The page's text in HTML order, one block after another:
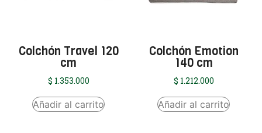
Colchón Travel 120
cm
$ 1.353.000
Añadir al carrito
Colchón Emotion
140 cm
$ 1.212.000
Añadir al carrito